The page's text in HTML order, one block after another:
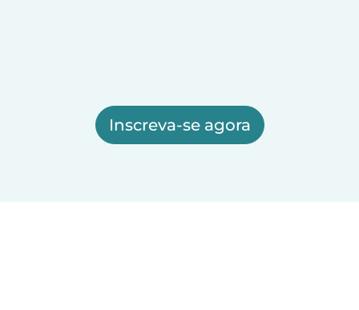
Inscreva-se agora